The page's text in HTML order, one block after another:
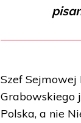
Szef Sejmowej
Grabowskiego
Polska, a nie